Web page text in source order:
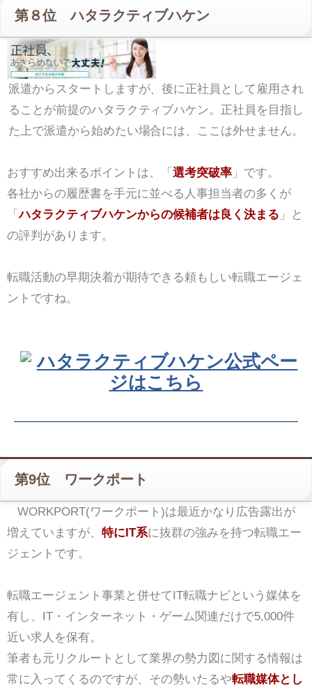
第８位 ハタラクティブハケン
派遣からスタートしますが、後に正社員として雇用され
ることが前提のハタラクティブハケン。正社員を目指し
た上で派遣から始めたい場合には、ここは外せません。
おすすめ出来るポイントは、「 選考突破率」です。
各社からの履歴書を手元に並べる人事担当者の多くが
「ハタラクティブハケンからの候補者は良く決まる 」と
の評判があります。
転職活動の早期決着が期待できる頼もしい転職エージェ
ントですね。
ハタラクティブハケン公式ペー
ジはこちら
第9位 ワークポート
WORKPORT(ワークポート)は最近かなり広告露出が
増えていますが、 特にIT系に抜群の強みを持つ転職エー
ジェントです。
転職エージェント事業と併せてIT転職ナビという媒体を
有し、IT・インターネット・ゲーム関連だけで5,000件
近い求人を保有。
筆者も元リクルートとして業界の勢力図に関する情報は
常に入ってくるのですが、その勢いたるや転職媒体とし